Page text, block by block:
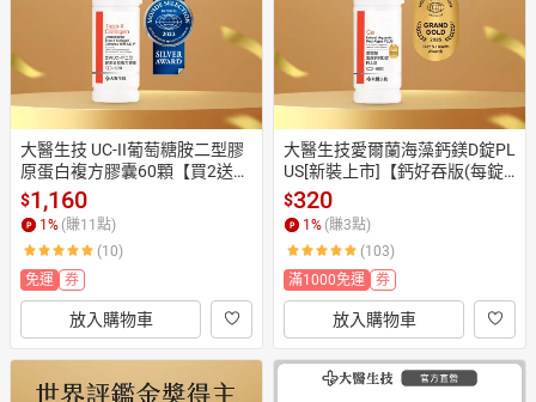
大醫生技 UC-II葡萄糖胺二型膠
原蛋白複方膠囊60顆【買2送
1】鮭魚精華素/長輩保養品
$1,160
1% (賺11點)
(10)
免運
券
放入購物車
大醫生技愛爾蘭海藻鈣鎂D錠PL
US[新裝上市]【鈣好吞版(每錠2
00毫克)】60錠入【$320/瓶買
2送1】鈣片補鈣
$320
1% (賺3點)
(103)
滿1000免運
券
放入購物車